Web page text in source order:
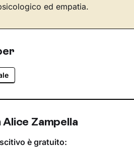
ed empatia.
Zampella
è gratuito: